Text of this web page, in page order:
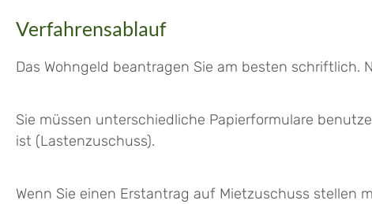
Verfahrensablauf
Das Wohngeld beantragen Sie am besten schriftlich.
Sie müssen unterschiedliche Papierformulare
ist (Lastenzuschuss).
Wenn Sie einen Erstantrag auf Mietzuschuss stellen